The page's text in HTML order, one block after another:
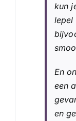
kun
lepel
En
een
en